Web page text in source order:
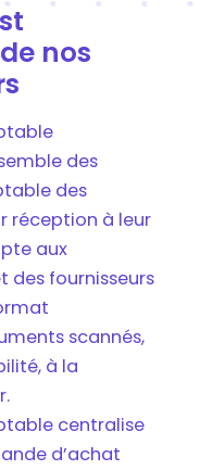
nos
des
des
réception à leur
aux
des fournisseurs
scannés,
à la
centralise
d’achat